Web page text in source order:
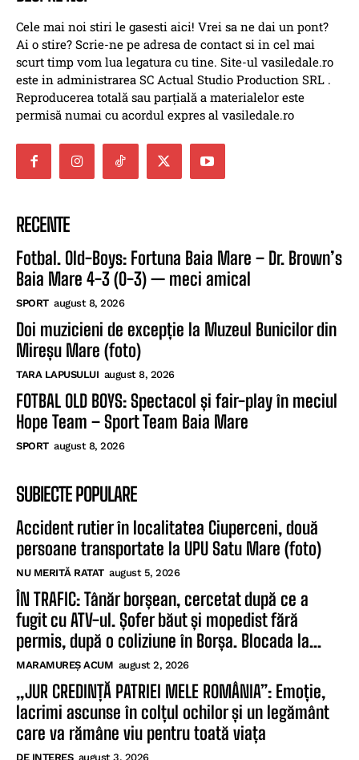
Cele mai noi stiri le gasesti aici! Vrei sa ne dai un pont?
Ai o stire? Scrie-ne pe adresa de contact si in cel mai
scurt timp vom lua legatura cu tine. Site-ul vasiledale.ro
este in administrarea SC Actual Studio Production SRL .
Reproducerea totală sau parțială a materialelor este
permisă numai cu acordul expres al vasiledale.ro
RECENTE
Fotbal. Old-Boys: Fortuna Baia Mare – Dr. Brown’s
Baia Mare 4-3 (0-3) — meci amical
SPORT august 8, 2026
Doi muzicieni de excepție la Muzeul Bunicilor din
Mireșu Mare (foto)
TARA LAPUSULUI august 8, 2026
FOTBAL OLD BOYS: Spectacol și fair-play în meciul
Hope Team – Sport Team Baia Mare
SPORT august 8, 2026
SUBIECTE POPULARE
Accident rutier în localitatea Ciuperceni, două
persoane transportate la UPU Satu Mare (foto)
NU MERITĂ RATAT august 5, 2026
ÎN TRAFIC: Tânăr borșean, cercetat după ce a
fugit cu ATV-ul. Șofer băut și mopedist fără
permis, după o coliziune în Borșa. Blocada la...
MARAMUREȘ ACUM august 2, 2026
„JUR CREDINȚĂ PATRIEI MELE ROMÂNIA”: Emoție,
lacrimi ascunse în colțul ochilor și un legământ
care va rămâne viu pentru toată viața
DE INTERES august 3, 2026